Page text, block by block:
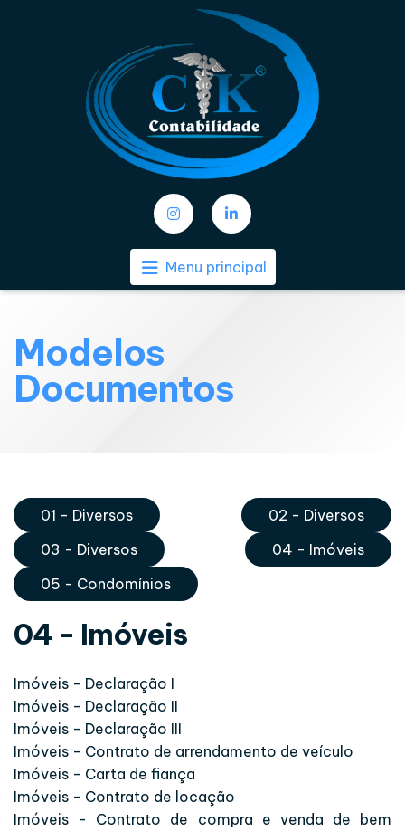
Menu principal
Modelos
Documentos
01 - Diversos
02 - Diversos
03 - Diversos
04 - Imóveis
05 - Condomínios
04 - Imóveis
Imóveis - Declaração I
Imóveis - Declaração II
Imóveis - Declaração III
Imóveis - Contrato de arrendamento de veículo
Imóveis - Carta de fiança
Imóveis - Contrato de locação
Imóveis - Contrato de compra e venda de bem